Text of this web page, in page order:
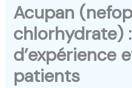
Acupan
chlorhydrate)
d’expérience
patients